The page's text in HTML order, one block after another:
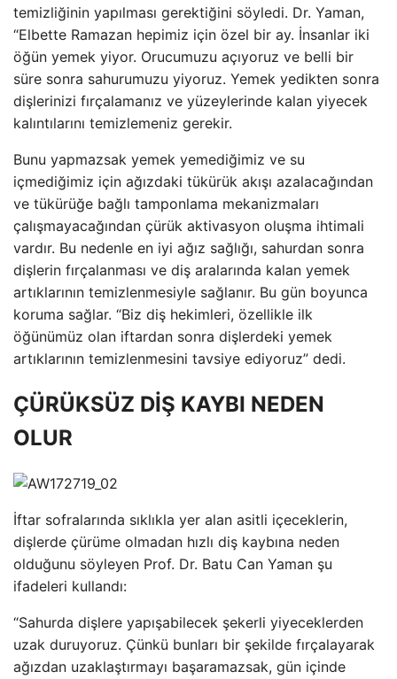
temizliğinin yapılması gerektiğini söyledi. Dr. Yaman,
“Elbette Ramazan hepimiz için özel bir ay. İnsanlar iki
öğün yemek yiyor. Orucumuzu açıyoruz ve belli bir
süre sonra sahurumuzu yiyoruz. Yemek yedikten sonra
dişlerinizi fırçalamanız ve yüzeylerinde kalan yiyecek
kalıntılarını temizlemeniz gerekir.
Bunu yapmazsak yemek yemediğimiz ve su
içmediğimiz için ağızdaki tükürük akışı azalacağından
ve tükürüğe bağlı tamponlama mekanizmaları
çalışmayacağından çürük aktivasyon oluşma ihtimali
vardır. Bu nedenle en iyi ağız sağlığı, sahurdan sonra
dişlerin fırçalanması ve diş aralarında kalan yemek
artıklarının temizlenmesiyle sağlanır. Bu gün boyunca
koruma sağlar. “Biz diş hekimleri, özellikle ilk
öğünümüz olan iftardan sonra dişlerdeki yemek
artıklarının temizlenmesini tavsiye ediyoruz” dedi.
ÇÜRÜKSÜZ DİŞ KAYBI NEDEN
OLUR
İftar sofralarında sıklıkla yer alan asitli içeceklerin,
dişlerde çürüme olmadan hızlı diş kaybına neden
olduğunu söyleyen Prof. Dr. Batu Can Yaman şu
ifadeleri kullandı:
“Sahurda dişlere yapışabilecek şekerli yiyeceklerden
uzak duruyoruz. Çünkü bunları bir şekilde fırçalayarak
ağızdan uzaklaştırmayı başaramazsak, gün içinde